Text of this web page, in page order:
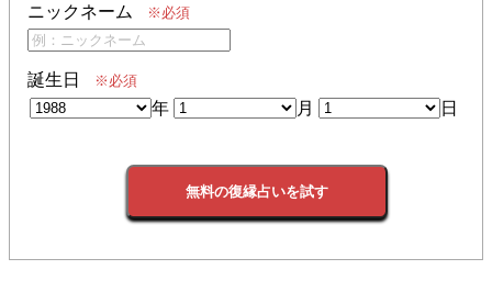
ニックネーム
※必須
誕生日 ※必須
年 月 日
無料の復縁占いを試す